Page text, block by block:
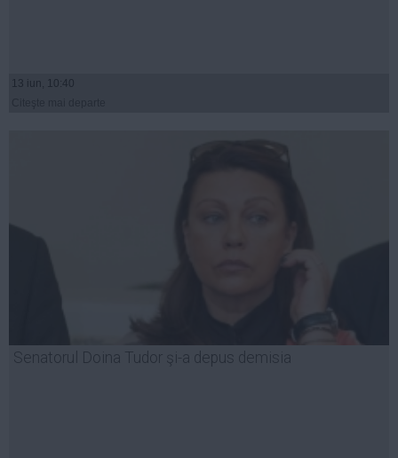
13 iun, 10:40
Senatorul Doina Tudor şi-a depus demisia